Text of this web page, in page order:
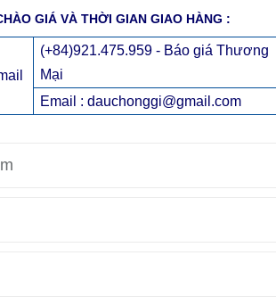
GIÁ VÀ THỜI GIAN GIAO HÀNG :
(+84)921.475.959 - Báo giá Thương
Mại
Email : dauchonggi@gmail.com